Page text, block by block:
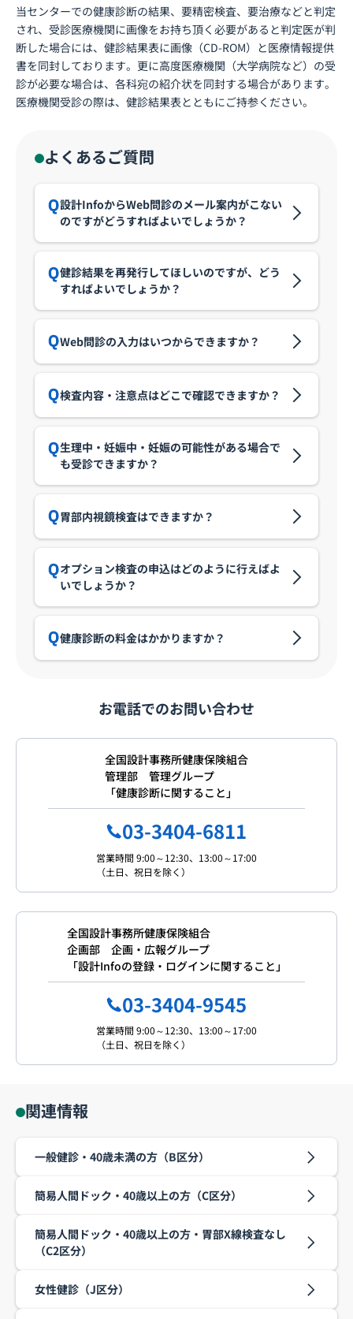
当センターでの健康診断の結果、要精密検査、要治療などと判定
され、受診医療機関に画像をお持ち頂く必要があると判定医が判
断した場合には、健診結果表に画像（CD-ROM）と医療情報提供
書を同封しております。更に高度医療機関（大学病院など）の受
診が必要な場合は、各科宛の紹介状を同封する場合があります。
医療機関受診の際は、健診結果表とともにご持参ください。
よくあるご質問
設計InfoからWeb問診のメール案内がこない
のですがどうすればよいでしょうか？
健診結果を再発行してほしいのですが、どう
すればよいでしょうか？
Web問診の入力はいつからできますか？
検査内容・注意点はどこで確認できますか？
生理中・妊娠中・妊娠の可能性がある場合で
も受診できますか？
胃部内視鏡検査はできますか？
オプション検査の申込はどのように行えばよ
いでしょうか？
健康診断の料金はかかりますか？
お電話でのお問い合わせ
全国設計事務所健康保険組合
管理部 管理グループ
「健康診断に関すること」
03-3404-6811
営業時間 9:00～12:30、13:00～17:00
（土日、祝日を除く）
全国設計事務所健康保険組合
企画部 企画・広報グループ
「設計Infoの登録・ログインに関すること」
03-3404-9545
営業時間 9:00～12:30、13:00～17:00
（土日、祝日を除く）
関連情報
一般健診・40歳未満の方（B区分）
簡易人間ドック・40歳以上の方（C区分）
簡易人間ドック・40歳以上の方・胃部X線検査なし
（C2区分）
女性健診（J区分）